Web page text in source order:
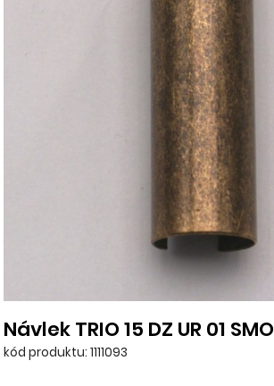
Návlek TRIO 15 DZ UR 01 SMO
kód produktu: 1111093